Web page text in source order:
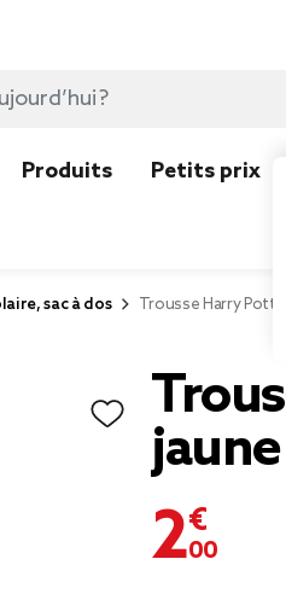
Produits Petits prix
sac à dos Trousse Harry
2,00 €